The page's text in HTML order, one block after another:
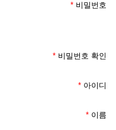
* 비밀번호
* 비밀번호 확인
* 아이디
* 이름